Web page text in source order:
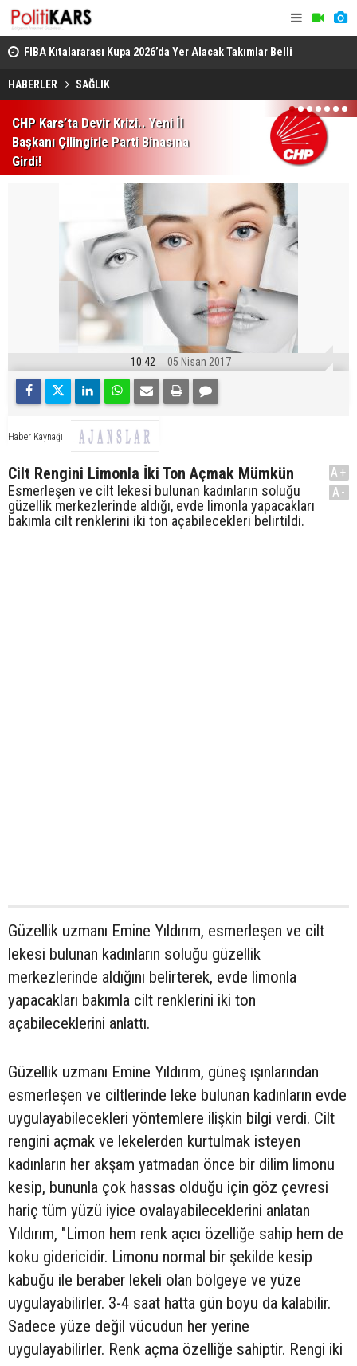
FIBA Kıtalararası Kupa 2026’da Yer Alacak Takımlar Belli
Oldu
HABERLER SAĞLIK
CHP Kars’ta Devir Krizi.. Yeni İl
Başkanı Çilingirle Parti Binasına
Girdi!
1 2 3 4 5 6 7
10:42 05 Nisan 2017
Haber Kaynağı
Cilt Rengini Limonla İki Ton Açmak Mümkün
Esmerleşen ve cilt lekesi bulunan kadınların soluğu
güzellik merkezlerinde aldığı, evde limonla yapacakları
bakımla cilt renklerini iki ton açabilecekleri belirtildi.
A+
A-
Güzellik uzmanı Emine Yıldırım, esmerleşen ve cilt
lekesi bulunan kadınların soluğu güzellik
merkezlerinde aldığını belirterek, evde limonla
yapacakları bakımla cilt renklerini iki ton
açabileceklerini anlattı.
Güzellik uzmanı Emine Yıldırım, güneş ışınlarından
esmerleşen ve ciltlerinde leke bulunan kadınların evde
uygulayabilecekleri yöntemlere ilişkin bilgi verdi. Cilt
rengini açmak ve lekelerden kurtulmak isteyen
kadınların her akşam yatmadan önce bir dilim limonu
kesip, bununla çok hassas olduğu için göz çevresi
hariç tüm yüzü iyice ovalayabileceklerini anlatan
Yıldırım, "Limon hem renk açıcı özelliğe sahip hem de
koku gidericidir. Limonu normal bir şekilde kesip
kabuğu ile beraber lekeli olan bölgeye ve yüze
uygulayabilirler. 3-4 saat hatta gün boyu da kalabilir.
Sadece yüze değil vücudun her yerine
uygulayabilirler. Renk açma özelliğe sahiptir. Rengi iki